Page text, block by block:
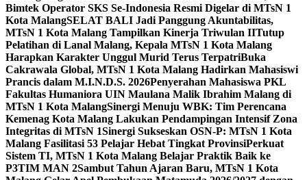
Bimtek Operator SKS Se-Indonesia Resmi Digelar di MTsN 1
Kota MalangSELAT BALI Jadi Panggung Akuntabilitas,
MTsN 1 Kota Malang Tampilkan Kinerja Triwulan IITutup
Pelatihan di Lanal Malang, Kepala MTsN 1 Kota Malang
Harapkan Karakter Unggul Murid Terus TerpatriBuka
Cakrawala Global, MTsN 1 Kota Malang Hadirkan Mahasiswi
Prancis dalam M.I.N.D.S. 2026Penyerahan Mahasiswa PKL
Fakultas Humaniora UIN Maulana Malik Ibrahim Malang di
MTsN 1 Kota MalangSinergi Menuju WBK: Tim Perencana
Kemenag Kota Malang Lakukan Pendampingan Intensif Zona
Integritas di MTsN 1Sinergi Sukseskan OSN-P: MTsN 1 Kota
Malang Fasilitasi 53 Pelajar Hebat Tingkat ProvinsiPerkuat
Sistem TI, MTsN 1 Kota Malang Belajar Praktik Baik ke
P3TIM MAN 2Sambut Tahun Ajaran Baru, MTsN 1 Kota